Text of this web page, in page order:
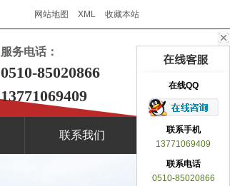
网站地图 XML 收藏本站
服务电话：
0510-85020866
13771069409
联系我们
在线QQ
联系手机
13771069409
联系电话
0510-85020866